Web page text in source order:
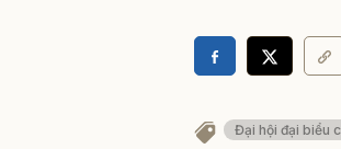
Đại hội đại biểu